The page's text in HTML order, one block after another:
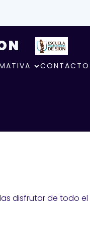
CONTACTO
disfrutar de todo el